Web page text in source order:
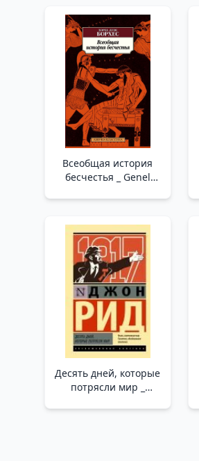
Всеобщая история
бесчестья _ Genel
Десять дней, которые
потрясли мир _